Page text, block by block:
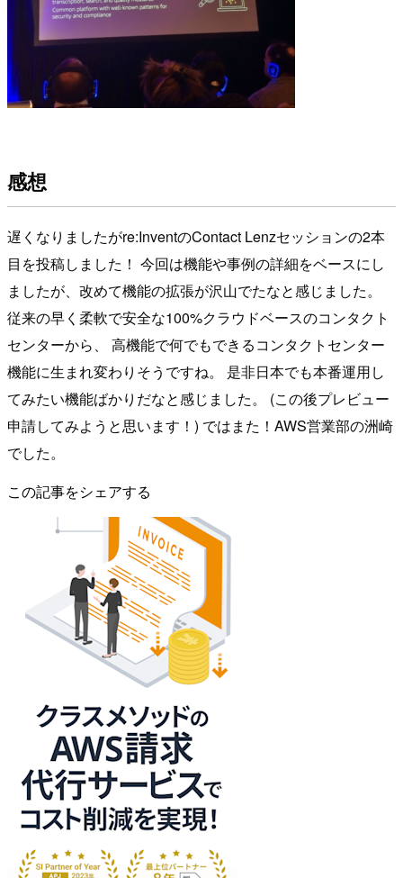
感想
遅くなりましたがre:InventのContact Lenzセッションの2本
目を投稿しました！ 今回は機能や事例の詳細をベースにし
ましたが、改めて機能の拡張が沢山でたなと感じました。
従来の早く柔軟で安全な100%クラウドベースのコンタクト
センターから、 高機能で何でもできるコンタクトセンター
機能に生まれ変わりそうですね。 是非日本でも本番運用し
てみたい機能ばかりだなと感じました。 (この後プレビュー
申請してみようと思います！) ではまた！AWS営業部の洲崎
でした。
この記事をシェアする